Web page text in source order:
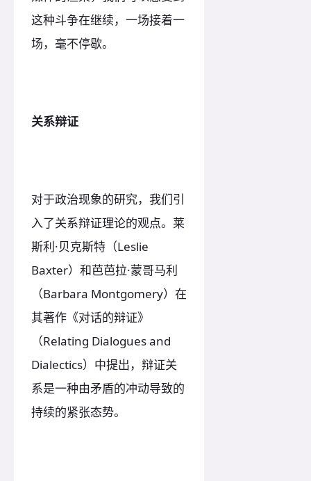
这种斗争在继续，一场接着一
场，毫不停歇。
关系辩证
对于政治现象的研究，我们引
入了关系辩证理论的观点。莱
斯利·贝克斯特（Leslie
Baxter）和芭芭拉·蒙哥马利
（Barbara Montgomery）在
其著作《对话的辩证》
（Relating Dialogues and
Dialectics）中提出，辩证关
系是一种由矛盾的冲动导致的
持续的紧张态势。